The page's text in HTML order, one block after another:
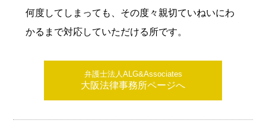
何度してしまっても、その度々親切ていねいにわ
かるまで対応していただける所です。
弁護士法人ALG&Associates
大阪法律事務所ページへ